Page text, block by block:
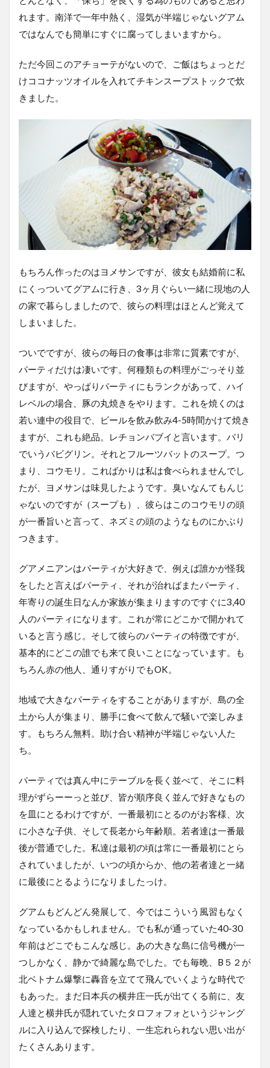
れます。南洋で一年中熱く、湿気が半端じゃないグアム
ではなんでも簡単にすぐに腐ってしまいますから。
ただ今回このアチョーテがないので、ご飯はちょっとだ
けココナッツオイルを入れてチキンスープストックで炊
きました。
もちろん作ったのはヨメサンですが、彼女も結婚前に私
にくっついてグアムに行き、3ヶ月ぐらい一緒に現地の人
の家で暮らしましたので、彼らの料理はほとんど覚えて
しまいました。
ついでですが、彼らの毎日の食事は非常に質素ですが、
パーティだけは凄いです。何種類もの料理がごっそり並
びますが、やっぱりパーティにもランクがあって、ハイ
レベルの場合、豚の丸焼きをやります。これを焼くのは
若い連中の役目で、ビールを飲み飲み4-5時間かけて焼き
ますが、これも絶品。レチョンバブイと言います。バリ
でいうバビグリン。それとフルーツバットのスープ。つ
まり、コウモリ。こればかりは私は食べられませんでし
たが、ヨメサンは味見したようです。臭いなんてもんじ
ゃないのですが（スープも）、彼らはこのコウモリの頭
が一番旨いと言って、ネズミの頭のようなものにかぶり
つきます。
グアメニアンはパーティが大好きで、例えば誰かが怪我
をしたと言えばパーティ、それが治ればまたパーティ、
年寄りの誕生日なんか家族が集まりますのですぐに3,40
人のパーティになります。これが常にどこかで開かれて
いると言う感じ。そして彼らのパーティの特徴ですが、
基本的にどこの誰でも来て良いことになっています。も
ちろん赤の他人、通りすがりでもOK。
地域で大きなパーティをすることがありますが、島の全
土から人が集まり、勝手に食べて飲んで騒いで楽しみま
す。もちろん無料。助け合い精神が半端じゃない人た
ち。
パーティでは真ん中にテーブルを長く並べて、そこに料
理がずらーーっと並び、皆が順序良く並んで好きなもの
を皿にとるわけですが、一番最初にとるのがお客様、次
に小さな子供、そして長老から年齢順。若者達は一番最
後が普通でした。私達は最初の頃は常に一番最初にとら
されていましたが、いつの頃からか、他の若者達と一緒
に最後にとるようになりましたっけ。
グアムもどんどん発展して、今ではこういう風習もなく
なっているかもしれません。でも私が通っていた40-30
年前はどこでもこんな感じ。あの大きな島に信号機が一
つしかなく、静かで綺麗な島でした。でも毎晩、B５２が
北ベトナム爆撃に轟音を立てて飛んでいくような時代で
もあった。まだ日本兵の横井庄一氏が出てくる前に、友
人達と横井氏が隠れていたタロフォフォというジャング
ルに入り込んで探検したり、一生忘れられない思い出が
たくさんあります。